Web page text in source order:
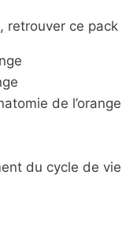
retrouver ce
de l’orange
du cycle de